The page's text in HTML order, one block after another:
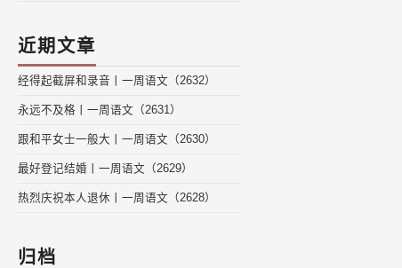
近期文章
经得起截屏和录音丨一周语文（2632）
永远不及格丨一周语文（2631）
跟和平女士一般大丨一周语文（2630）
最好登记结婚丨一周语文（2629）
热烈庆祝本人退休丨一周语文（2628）
归档